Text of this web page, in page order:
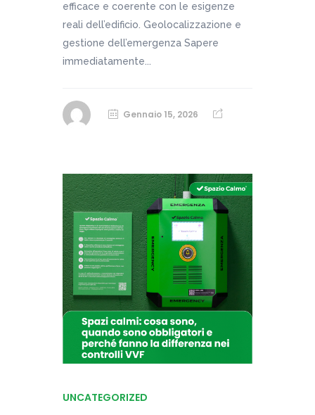
efficace e coerente con le esigenze
reali dell’edificio. Geolocalizzazione e
gestione dell’emergenza Sapere
immediatamente...
Gennaio 15, 2026
UNCATEGORIZED